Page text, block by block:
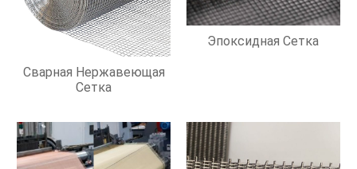
Сварная Нержавеющая
Сетка
Эпоксидная Сетка